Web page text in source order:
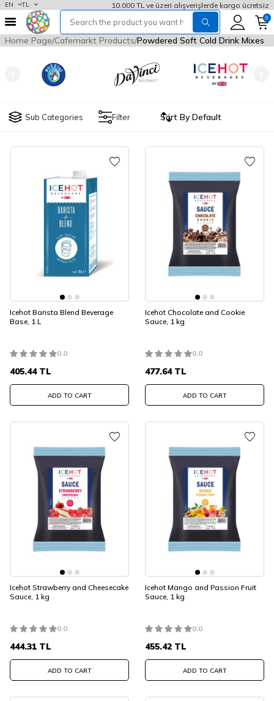
EN TL 10.000 TL ve üzeri alışverişlerde kargo ücretsiz
0
Home Page Cafemarkt Products Powdered Soft Cold Drink Mixes
Sub Categories Filter
Icehot Barista Blend Beverage
Base, 1 L
0.0
405.44TL
ADD TO CART
Icehot Chocolate and Cookie
Sauce, 1 kg
0.0
477.64TL
ADD TO CART
Icehot Strawberry and Cheesecake
Sauce, 1 kg
0.0
444.31 TL
ADD TO CART
Icehot Mango and Passion Fruit
Sauce, 1 kg
0.0
455.42 TL
ADD TO CART